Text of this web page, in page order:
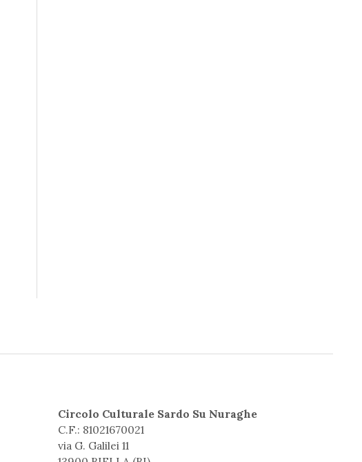
Circolo Culturale Sardo Su Nuraghe
C.F.: 81021670021
via G. Galilei 11